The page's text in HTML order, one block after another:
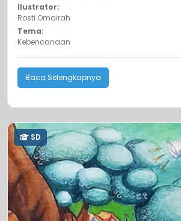
Ilustrator:
Rosti Omairah
Tema:
Kebencanaan
Baca Selengkapnya
SD